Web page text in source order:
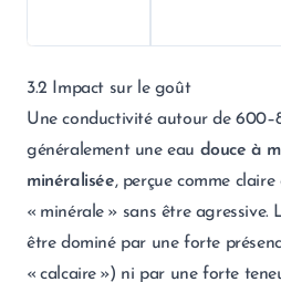
3.2 Impact sur le goût
Une conductivité autour de
généralement une eau douce à
minéralisée, perçue comme
« minérale » sans être
être dominé par une forte
« calcaire ») ni par une forte